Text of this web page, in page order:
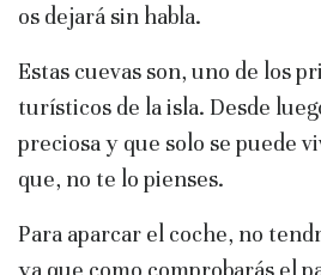
os dejará sin habla.
Estas cuevas son, uno de los
turísticos de la isla. Desde
preciosa y que solo se puede
que, no te lo pienses.
Para aparcar el coche, no
ya que como comprobarás el